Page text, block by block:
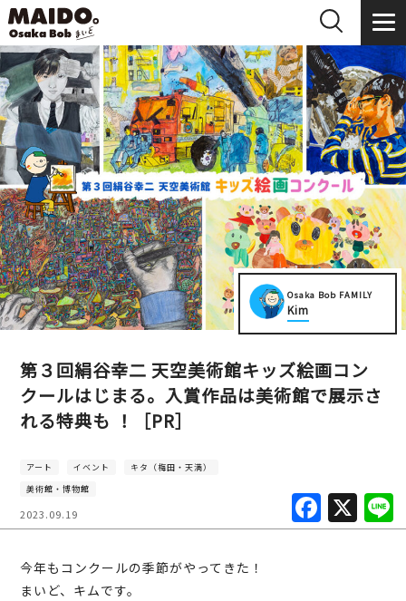
Osaka Bob FAMILY
Kim
第３回絹谷幸二 天空美術館キッズ絵画コン
クールはじまる。入賞作品は美術館で展示さ
れる特典も ！［PR］
F
a
X
アート イベント
キタ（梅田・天満）
美術館・博物館
2023.09.19
今年もコンクールの季節がやってきた！
まいど、キムです。